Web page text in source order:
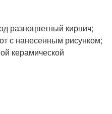
разноцветный кирпич;
с нанесенным рисунком;
керамической